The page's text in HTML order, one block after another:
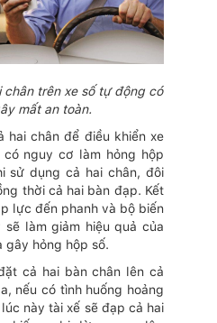
chân trên xe số tự động có
mất an toàn.
hai chân để điều khiển xe
nguy cơ làm hỏng hộp
sử dụng cả hai chân, đôi
thời cả hai bàn đạp. Kết
lực đến phanh và bộ biến
sẽ làm giảm hiệu quả của
gây hỏng hộp số.
cả hai bàn chân lên cả
nếu có tình huống hoảng
này tài xế sẽ đạp cả hai